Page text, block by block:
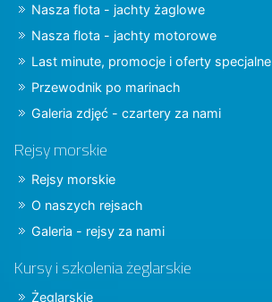
Nasza flota - jachty żaglowe
Nasza flota - jachty motorowe
Last minute, promocje i oferty specjalne
Przewodnik po marinach
Galeria zdjęć - czartery za nami
Rejsy morskie
Rejsy morskie
O naszych rejsach
Galeria - rejsy za nami
Kursy i szkolenia żeglarskie
Żeglarskie